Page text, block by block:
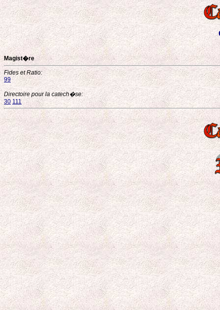
Magist�re
Fides et Ratio:
99
Directoire pour la catech�se:
30 111